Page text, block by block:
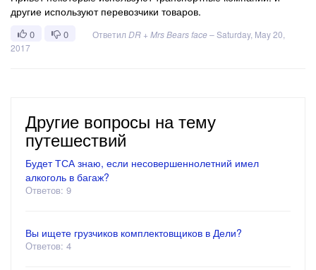
другие используют перевозчики товаров.
0 0 Ответил DR + Mrs Bears face–Saturday, May 20,
2017
Другие вопросы на тему
путешествий
Будет ТСА знаю, если несовершеннолетний имел
алкоголь в багаж?
Ответов: 9
Вы ищете грузчиков комплектовщиков в Дели?
Ответов: 4